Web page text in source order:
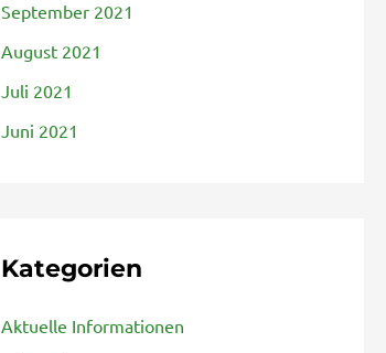
September 2021
August 2021
Juli 2021
Juni 2021
Kategorien
Aktuelle Informationen